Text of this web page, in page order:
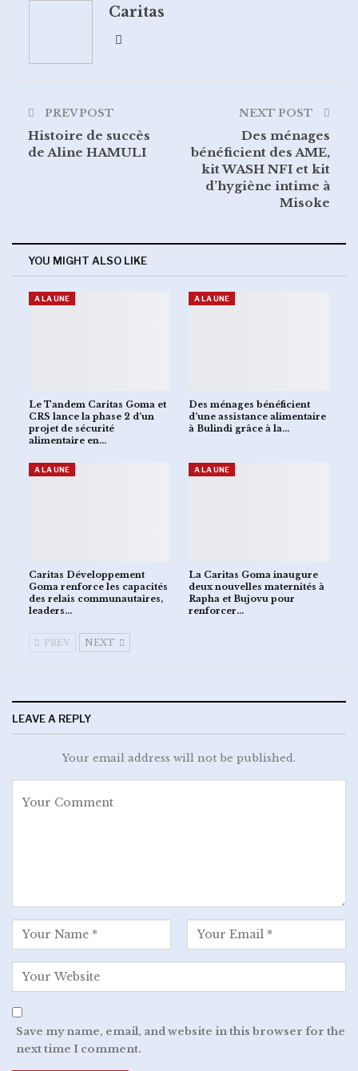
Pinterest
Caritas
PREV POST
Histoire de succès
de Aline HAMULI
NEXT POST
Des ménages
bénéficient des AME,
kit WASH NFI et kit
d’hygiène intime à
Misoke
YOU MIGHT ALSO LIKE
A LA UNE
Le Tandem Caritas Goma et
CRS lance la phase 2 d’un
projet de sécurité
alimentaire en…
A LA UNE
Des ménages bénéficient
d’une assistance alimentaire
à Bulindi grâce à la…
A LA UNE
Caritas Développement
Goma renforce les capacités
des relais communautaires,
leaders…
A LA UNE
La Caritas Goma inaugure
deux nouvelles maternités à
Rapha et Bujovu pour
renforcer…
PREV NEXT
LEAVE A REPLY
Your email address will not be published.
Save my name, email, and website in this browser for the
next time I comment.